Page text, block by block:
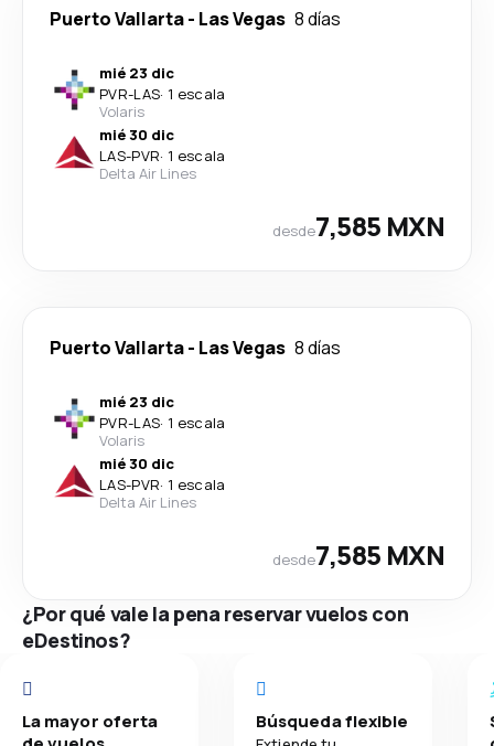
Puerto Vallarta- Las Vegas 8 días
mié 23 dic
PVR-LAS· 1 escala
Volaris
mié 30 dic
LAS-PVR· 1 escala
Delta Air Lines
desde7,585 MXN
Puerto Vallarta- Las Vegas 8 días
mié 23 dic
PVR-LAS· 1 escala
Volaris
mié 30 dic
LAS-PVR· 1 escala
Delta Air Lines
desde7,585 MXN
¿Por qué vale la pena reservar vuelos con
eDestinos?
La mayor oferta
Búsqueda flexible